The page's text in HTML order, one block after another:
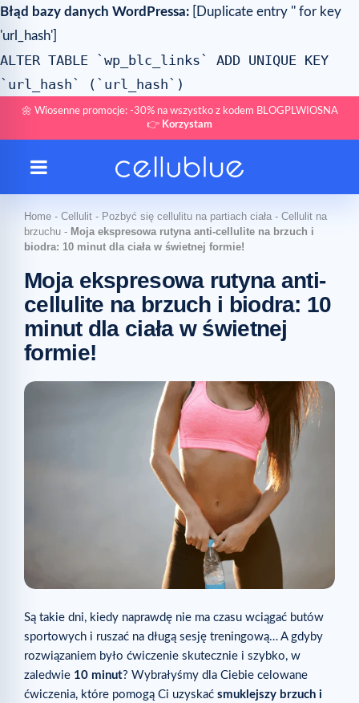
Błąd bazy danych WordPressa: [Duplicate entry '' for key
'url_hash']
ALTER TABLE `wp_blc_links` ADD UNIQUE KEY
`url_hash` (`url_hash`)
🌼 Wiosenne promocje: -30% na wszystko z kodem BLOGPLWIOSNA
👉 Korzystam
Home - Cellulit - Pozbyć się cellulitu na partiach ciała - Cellulit na
brzuchu - Moja ekspresowa rutyna anti-cellulite na brzuch i
biodra: 10 minut dla ciała w świetnej formie!
Moja ekspresowa rutyna anti-
cellulite na brzuch i biodra: 10
minut dla ciała w świetnej
formie!
Są takie dni, kiedy naprawdę nie ma czasu wciągać butów
sportowych i ruszać na długą sesję treningową… A gdyby
rozwiązaniem było ćwiczenie skutecznie i szybko, w
zaledwie 10 minut? Wybrałyśmy dla Ciebie celowane
ćwiczenia, które pomogą Ci uzyskać smuklejszy brzuch i